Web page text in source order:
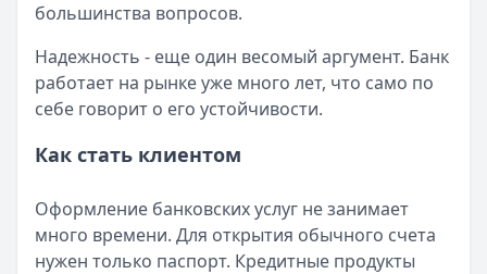
большинства вопросов.
Надежность - еще один весомый аргумент. Банк
работает на рынке уже много лет, что само по
себе говорит о его устойчивости.
Как стать клиентом
Оформление банковских услуг не занимает
много времени. Для открытия обычного счета
нужен только паспорт. Кредитные продукты